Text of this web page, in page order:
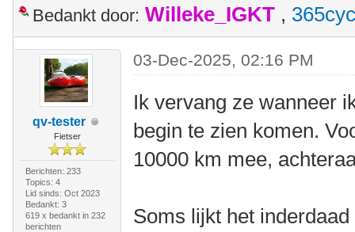
Bedankt door: Willeke_IGKT ,
qv-tester
Fietser
Berichten: 233
Topics: 4
Lid sinds: Oct 2023
Bedankt: 3
619 x bedankt in 232
berichten
03-Dec-2025, 02:16 PM
Ik vervang ze wanneer
begin te zien komen.
10000 km mee,
Soms lijkt het